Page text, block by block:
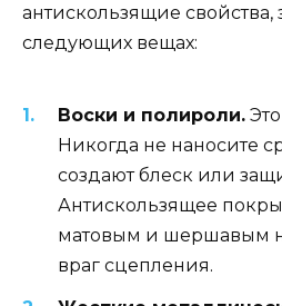
антискользящие свойства,
следующих вещах:
Воски и полироли.
Никогда не наносите
создают блеск или
Антискользящее
матовым и шершавым
враг сцепления.